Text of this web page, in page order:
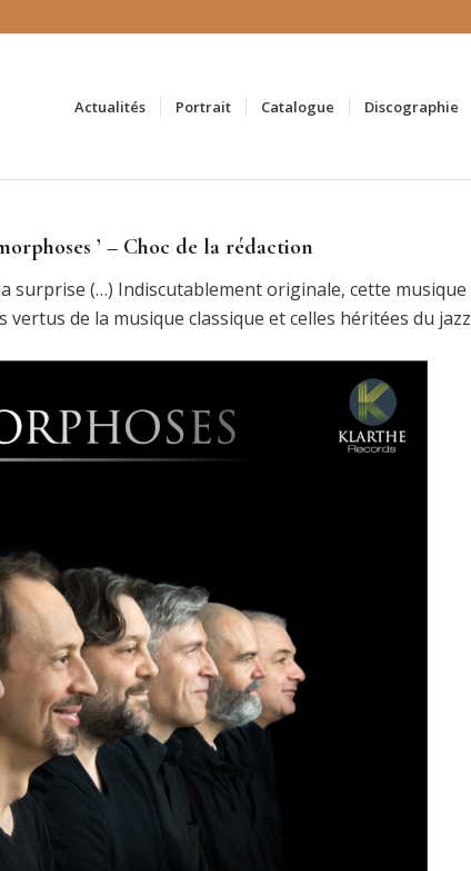
Actualités Portrait Catalogue Discographie
’ – Choc de la rédaction
surprise (…) Indiscutablement originale, cette
de la musique classique et celles héritées du